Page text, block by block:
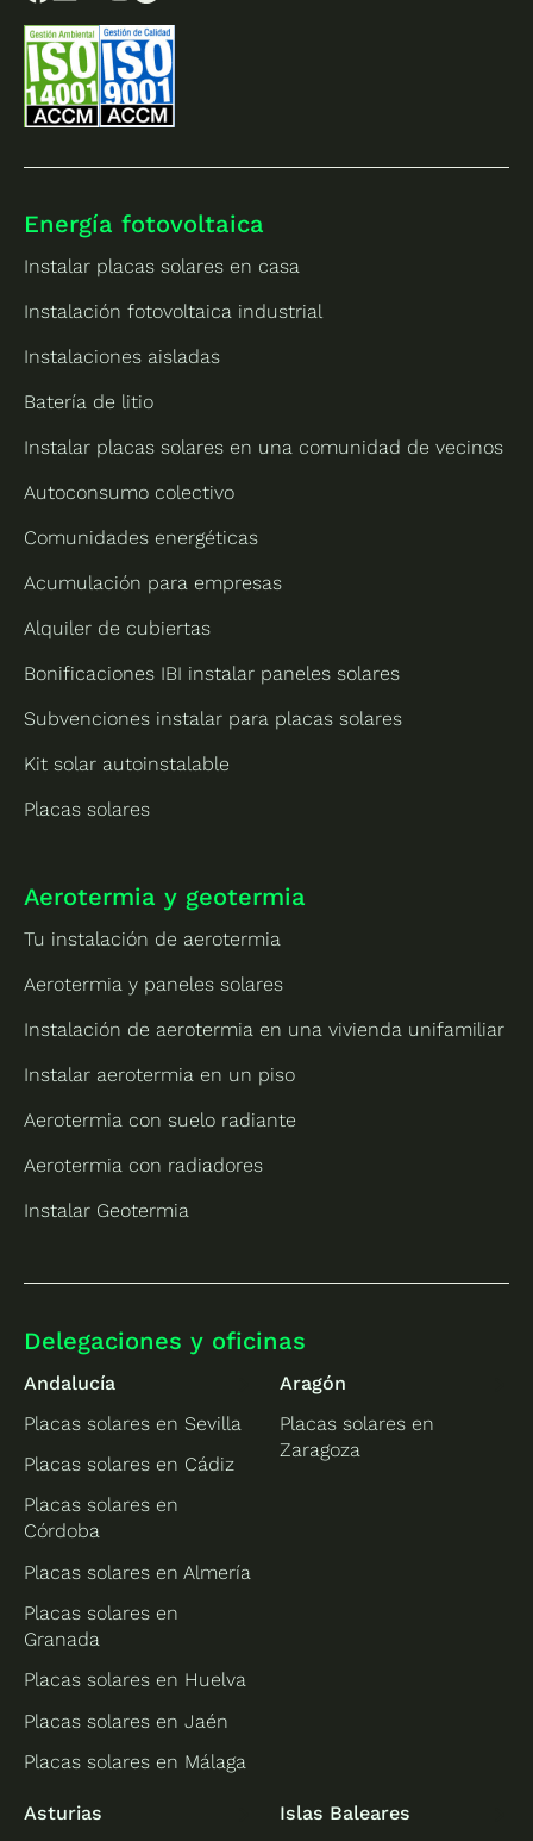
Energía fotovoltaica
Instalar placas solares en casa
Instalación fotovoltaica industrial
Instalaciones aisladas
Batería de litio
Instalar placas solares en una comunidad de vecinos
Autoconsumo colectivo
Comunidades energéticas
Acumulación para empresas
Alquiler de cubiertas
Bonificaciones IBI instalar paneles solares
Subvenciones instalar para placas solares
Kit solar autoinstalable
Placas solares
Aerotermia y geotermia
Tu instalación de aerotermia
Aerotermia y paneles solares
Instalación de aerotermia en una vivienda unifamiliar
Instalar aerotermia en un piso
Aerotermia con suelo radiante
Aerotermia con radiadores
Instalar Geotermia
Delegaciones y oficinas
Andalucía
Placas solares en Sevilla
Placas solares en Cádiz
Placas solares en
Córdoba
Placas solares en Almería
Placas solares en
Granada
Placas solares en Huelva
Placas solares en Jaén
Placas solares en Málaga
Aragón
Placas solares en
Zaragoza
Asturias
Islas Baleares